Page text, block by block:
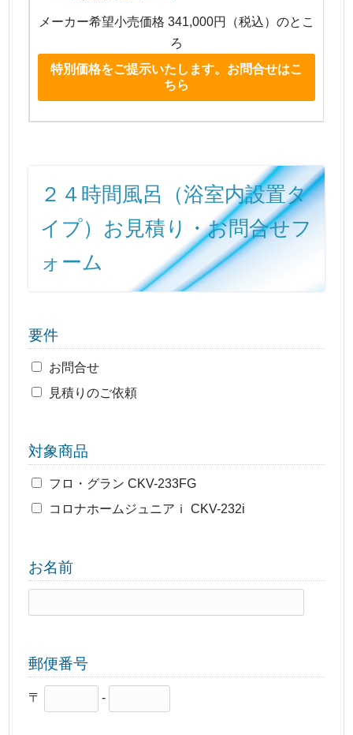
メーカー希望小売価格 341,000円（税込）のとこ
ろ
特別価格をご提示いたします。お問合せはこ
ちら
２４時間風呂（浴室内設置タ
イプ）お見積り・お問合せフ
ォーム
要件
お問合せ
見積りのご依頼
対象商品
フロ・グラン CKV-233FG
コロナホームジュニアｉ CKV-232i
お名前
郵便番号
〒 -